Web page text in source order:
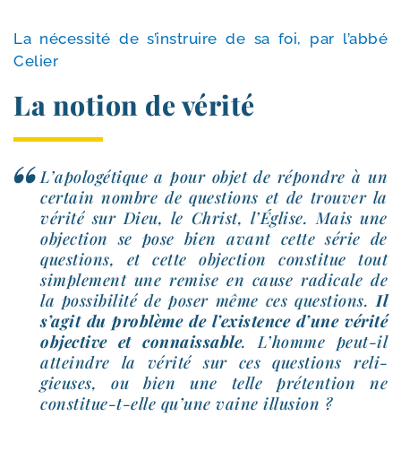
La néces­si­té de s’ins­truire de sa foi, par l’ab­bé
Celier
La notion de vérité
L’apologétique a pour objet de répondre à un
cer­tain nombre de ques­tions et de trou­ver la
véri­té sur Dieu, le Christ, l’Église. Mais une
objec­tion se pose bien avant cette série de
ques­tions, et cette objec­tion consti­tue tout
sim­ple­ment une remise en cause radi­cale de
la pos­si­bi­li­té de poser même ces ques­tions. Il
s’agit du pro­blème de l’existence d’une véri­té
objec­tive et connais­sable. L’homme peut-​il
atteindre la véri­té sur ces ques­tions reli­
gieuses, ou bien une telle pré­ten­tion ne
constitue-​t-​elle qu’une vaine illusion ?